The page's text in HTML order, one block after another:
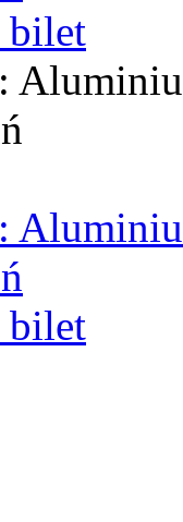
bilet
bilet